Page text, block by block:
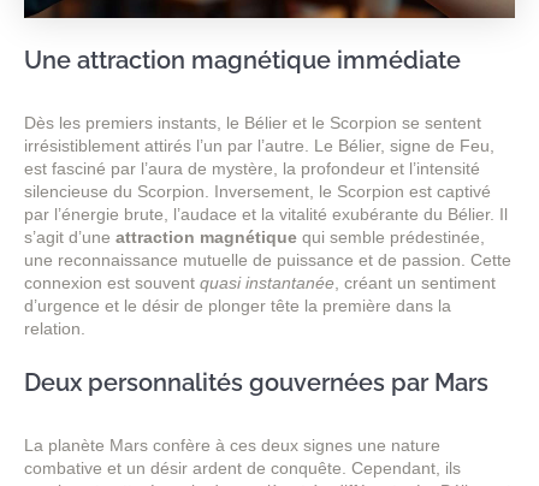
Une attraction magnétique immédiate
Dès les premiers instants, le Bélier et le Scorpion se sentent
irrésistiblement attirés l’un par l’autre. Le Bélier, signe de Feu,
est fasciné par l’aura de mystère, la profondeur et l’intensité
silencieuse du Scorpion. Inversement, le Scorpion est captivé
par l’énergie brute, l’audace et la vitalité exubérante du Bélier. Il
s’agit d’une attraction magnétique qui semble prédestinée,
une reconnaissance mutuelle de puissance et de passion. Cette
connexion est souvent quasi instantanée , créant un sentiment
d’urgence et le désir de plonger tête la première dans la
relation.
Deux personnalités gouvernées par Mars
La planète Mars confère à ces deux signes une nature
combative et un désir ardent de conquête. Cependant, ils